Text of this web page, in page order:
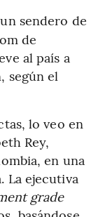
sendero de
de
al país a
según el
lo veo en
Rey,
en una
La ejecutiva
grade